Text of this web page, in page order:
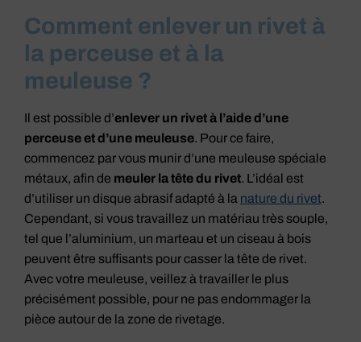
Comment enlever un rivet à
la perceuse et à la
meuleuse ?
Il est possible d’enlever un rivet à l’aide d’une
perceuse et d’une meuleuse. Pour ce faire,
commencez par vous munir d’une meuleuse spéciale
métaux, afin de meuler la tête du rivet. L’idéal est
d’utiliser un disque abrasif adapté à la nature du rivet.
Cependant, si vous travaillez un matériau très souple,
tel que l’aluminium, un marteau et un ciseau à bois
peuvent être suffisants pour casser la tête de rivet.
Avec votre meuleuse, veillez à travailler le plus
précisément possible, pour ne pas endommager la
pièce autour de la zone de rivetage.